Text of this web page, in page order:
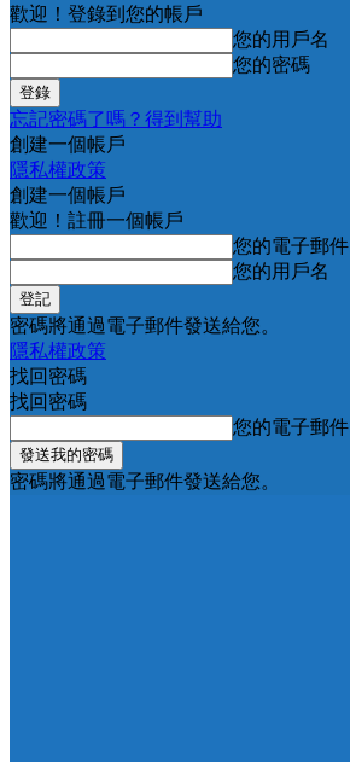
歡迎！登錄到您的帳戶
您的用戶名
您的密碼
忘記密碼了嗎？得到幫助
創建一個帳戶
隱私權政策
創建一個帳戶
歡迎！註冊一個帳戶
您的電子郵件
您的用戶名
密碼將通過電子郵件發送給您。
隱私權政策
找回密碼
找回密碼
您的電子郵件
密碼將通過電子郵件發送給您。